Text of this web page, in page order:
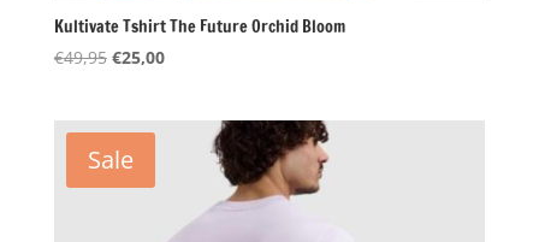
Kultivate Tshirt The Future Orchid Bloom
€49,95 Oorspronkelijke
€49,95.
€25,00Huidige
€25,00.
Sale